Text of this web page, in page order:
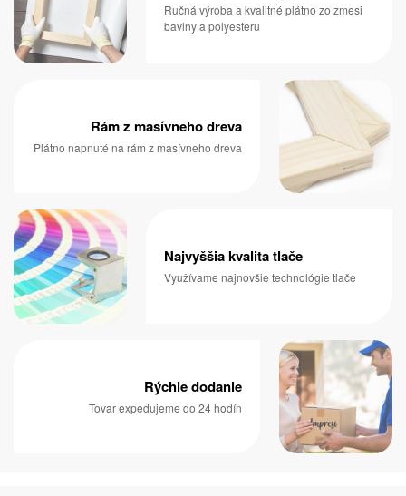
Ručná výroba a kvalitné plátno zo zmesi
bavlny a polyesteru
Rám z masívneho dreva
Plátno napnuté na rám z masívneho dreva
Najvyššia kvalita tlače
Využívame najnovšie technológie tlače
Rýchle dodanie
Tovar expedujeme do 24 hodín